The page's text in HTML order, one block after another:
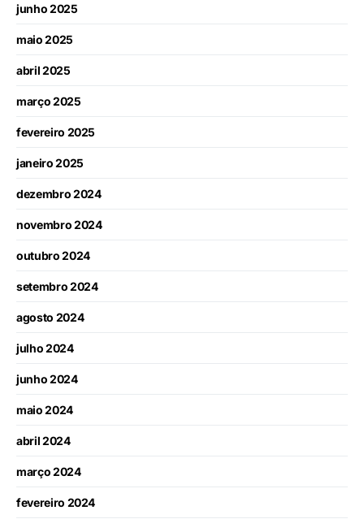
junho 2025
maio 2025
abril 2025
março 2025
fevereiro 2025
janeiro 2025
dezembro 2024
novembro 2024
outubro 2024
setembro 2024
agosto 2024
julho 2024
junho 2024
maio 2024
abril 2024
março 2024
fevereiro 2024